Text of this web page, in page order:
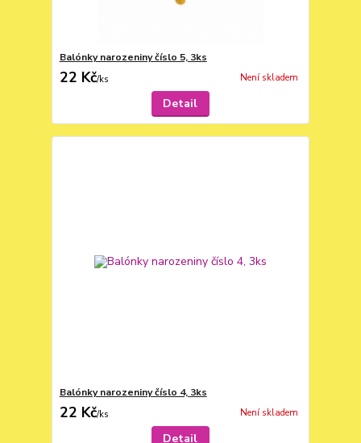
Balónky narozeniny číslo 5, 3ks
22 Kč/ks Není skladem
Detail
Balónky narozeniny číslo 4, 3ks
22 Kč/ks Není skladem
Detail